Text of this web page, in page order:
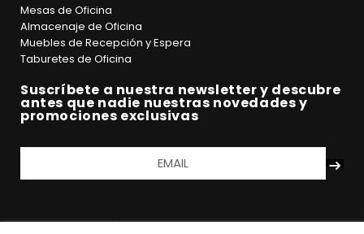
Cajoneras con sistema antivuelco
está especialmente indicado para cajoneras que
vana almacenar gran cantidad de documentos y
material de oficina. Este sistema evita que la
cajonera vuelque a la hora de abrir cualquier cajón o
archivo.
Consulta nuestra categoría completa de sistemas de
almacenaje de oficina. Si necesitas una opción grande
de almacenamiento de material y documentos visita
nuestro inventario deestanterías despacho de oficina.
Mesas de Oficina
Almacenaje de Oficina
Muebles de Recepción y Espera
Taburetes de Oficina
Suscríbete a nuestra newsletter y descubre
antes que nadie nuestras novedades y
promociones exclusivas